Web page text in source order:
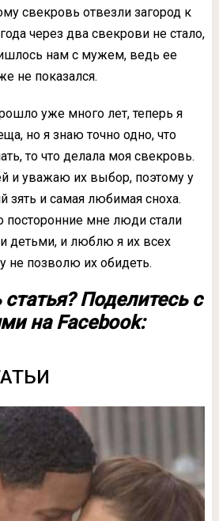
свекровь отвезли загород к
через два свекрови не стало,
нам с мужем, ведь ее
не показался.
уже много лет, теперь я
но я знаю точно одно, что
то что делала моя свекровь.
и уважаю их выбор, поэтому у
и самая любимая сноха.
посторонние мне люди стали
детьми, и люблю я их всех
не позволю их обидеть.
Поделитесь с
на Facebook: